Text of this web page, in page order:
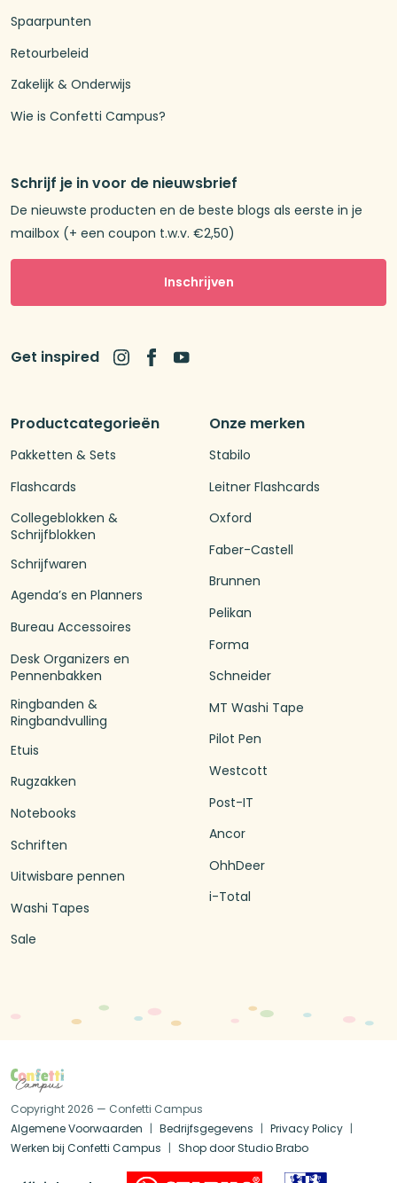
Productcategorieën
Pakketten & Sets
Flashcards
Collegeblokken &
Schrijfblokken
Schrijfwaren
Agenda’s en Planners
Bureau Accessoires
Desk Organizers en
Pennenbakken
Ringbanden &
Ringbandvulling
Etuis
Rugzakken
Notebooks
Schriften
Uitwisbare pennen
Washi Tapes
Sale
Onze merken
Stabilo
Leitner Flashcards
Oxford
Faber-Castell
Brunnen
Pelikan
Forma
Schneider
MT Washi Tape
Pilot Pen
Westcott
Post-IT
Ancor
OhhDeer
i-Total
Spaarpunten
Retourbeleid
Zakelijk & Onderwijs
Wie is Confetti Campus?
Schrijf je in voor de nieuwsbrief
De nieuwste producten en de beste blogs als eerste in je
mailbox (+ een coupon t.w.v. €2,50)
Inschrijven
Get inspired
Copyright 2026 — Confetti Campus
Algemene Voorwaarden
Bedrijfsgegevens
Privacy Policy
Werken bij Confetti Campus
Shop door Studio Brabo